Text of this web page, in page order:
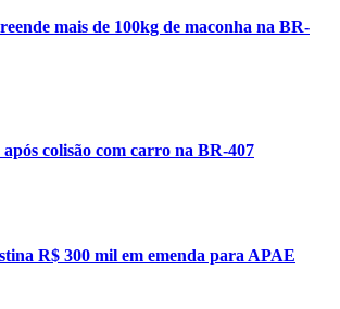
mais de 100kg de maconha na BR-
colisão com carro na BR-407
R$ 300 mil em emenda para APAE